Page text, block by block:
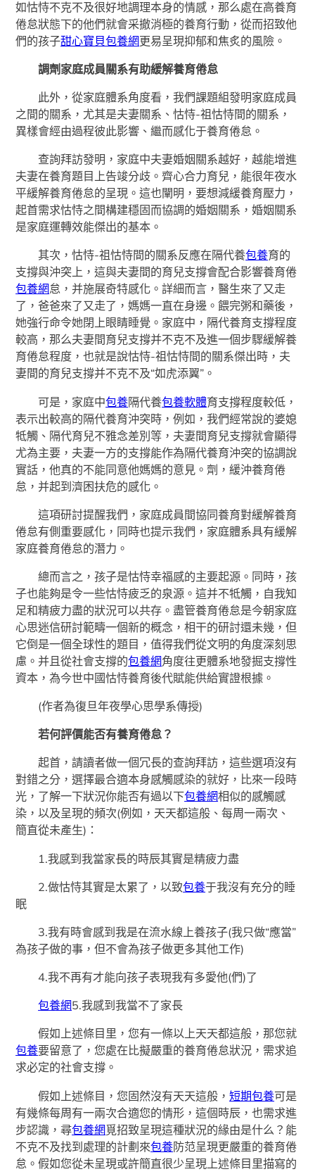
如怙恃不克不及很好地調理本身的情感，那么處在高養育
倦怠狀態下的他們就會采撤消極的養育行動，從而招致他
們的孩子甜心寶貝包養網更易呈現抑郁和焦炙的風險。
調劑家庭成員關系有助緩解養育倦怠
此外，從家庭體系角度看，我們課題組發明家庭成員
之間的關系，尤其是夫妻關系、怙恃-祖怙恃間的關系，
異樣會經由過程彼此影響、繼而感化于養育倦怠。
查詢拜訪發明，家庭中夫妻婚姻關系越好，越能增進
夫妻在養育題目上告竣分歧。齊心合力育兒，能很年夜水
平緩解養育倦怠的呈現。這也闡明，要想減緩養育壓力，
起首需求怙恃之間構建穩固而協調的婚姻關系，婚姻關系
是家庭運轉效能傑出的基本。
其次，怙恃-祖怙恃間的關系反應在隔代養包養育的
支撐與沖突上，這與夫妻間的育兒支撐會配合影響養育倦
包養網怠，并施展奇特感化。詳細而言，醫生來了又走
了，爸爸來了又走了，媽媽一直在身邊。餵完粥和藥後，
她強行命令她閉上眼睛睡覺。家庭中，隔代養育支撐程度
較高，那么夫妻間育兒支撐并不克不及進一個步驟緩解養
育倦怠程度，也就是說怙恃-祖怙恃間的關系傑出時，夫
妻間的育兒支撐并不克不及“如虎添翼”。
可是，家庭中包養隔代養包養軟體育支撐程度較低，
表示出較高的隔代養育沖突時，例如，我們經常說的婆媳
牴觸、隔代育兒不雅念差別等，夫妻間育兒支撐就會顯得
尤為主要，夫妻一方的支撐能作為隔代養育沖突的協調說
實話，他真的不能同意他媽媽的意見。劑，緩沖養育倦
怠，并起到濟困扶危的感化。
這項研討提醒我們，家庭成員間協同養育對緩解養育
倦怠有側重要感化，同時也提示我們，家庭體系具有緩解
家庭養育倦怠的潛力。
總而言之，孩子是怙恃幸福感的主要起源。同時，孩
子也能夠是令一些怙恃疲乏的泉源。這并不牴觸，自我知
足和精疲力盡的狀況可以共存。盡管養育倦怠是今朝家庭
心思迷信研討範疇一個新的概念，相干的研討還未幾，但
它倒是一個全球性的題目，值得我們從文明的角度深刻思
慮。并且從社會支撐的包養網角度往更體系地發掘支撐性
資本，為今世中國怙恃養育後代賦能供給實證根據。
(作者為復旦年夜學心思學系傳授)
若何評價能否有養育倦怠？
起首，請讀者做一個冗長的查詢拜訪，這些選項沒有
對錯之分，選擇最合適本身感觸感染的就好，比來一段時
光，了解一下狀況你能否有過以下包養網相似的感觸感
染，以及呈現的頻次(例如，天天都這般、每周一兩次、
簡直從未產生)：
1.我感到我當家長的時辰其實是精疲力盡
2.做怙恃其實是太累了，以致包養于我沒有充分的睡
眠
3.我有時會感到我是在流水線上養孩子(我只做“應當”
為孩子做的事，但不會為孩子做更多其他工作)
4.我不再有才能向孩子表現我有多愛他(們)了
包養網5.我感到我當不了家長
假如上述條目里，您有一條以上天天都這般，那您就
包養要留意了，您處在比擬嚴重的養育倦怠狀況，需求追
求必定的社會支撐。
假如上述條目，您固然沒有天天這般，短期包養可是
有幾條每周有一兩次合適您的情形，這個時辰，也需求進
步認識，尋包養網覓招致呈現這種狀況的緣由是什么？能
不克不及找到處理的計劃來包養防范呈現更嚴重的養育倦
怠。假如您從未呈現或許簡直很少呈現上述條目里描寫的